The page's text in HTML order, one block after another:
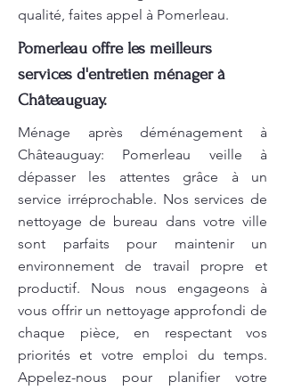
qualité, faites appel à Pomerleau.
Pomerleau offre les meilleurs
services d'entretien ménager à
Châteauguay.
Ménage après déménagement à
Châteauguay: Pomerleau veille à
dépasser les attentes grâce à un
service irréprochable. Nos services de
nettoyage de bureau dans votre ville
sont parfaits pour maintenir un
environnement de travail propre et
productif. Nous nous engageons à
vous offrir un nettoyage approfondi de
chaque pièce, en respectant vos
priorités et votre emploi du temps.
Appelez-nous pour planifier votre